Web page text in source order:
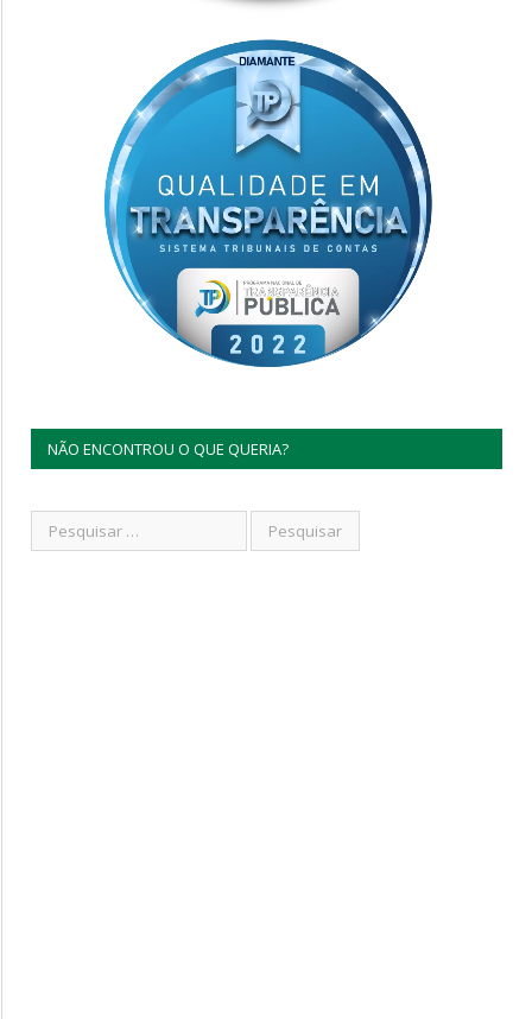
NÃO ENCONTROU O QUE QUERIA?